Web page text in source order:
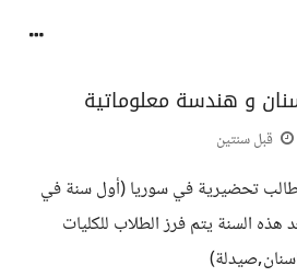
و هندسة معلوماتية
قبل سنتين
طالب تحضيرية في سوريا (أول سنة في
هذه السنة يتم فرز الطلاب للكليات